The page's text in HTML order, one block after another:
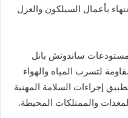
بأعمال السيلكون والعزل
ساندوتش بانل
لتسرب المياه والهواء
إجراءات السلامة المهنية
والممتلكات المحيطة.